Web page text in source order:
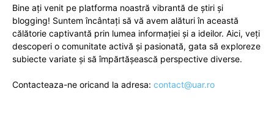
Bine ați venit pe platforma noastră vibrantă de știri și
blogging! Suntem încântați să vă avem alături în această
călătorie captivantă prin lumea informației și a ideilor. Aici, veți
descoperi o comunitate activă și pasionată, gata să exploreze
subiecte variate și să împărtășească perspective diverse.
Contacteaza-ne oricand la adresa: contact@uar.ro